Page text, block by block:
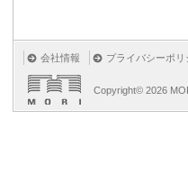
会社情報 プライバシーポリ
Copyright© 2026